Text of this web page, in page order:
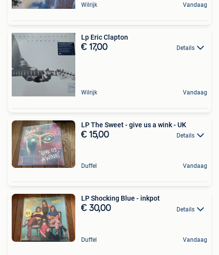
Wilrijk Vandaag
Lp Eric Clapton
€ 17,00 Details
Wilrijk Vandaag
LP The Sweet - give us a wink - UK
€ 15,00 Details
Duffel Vandaag
LP Shocking Blue - inkpot
€ 30,00 Details
Duffel Vandaag